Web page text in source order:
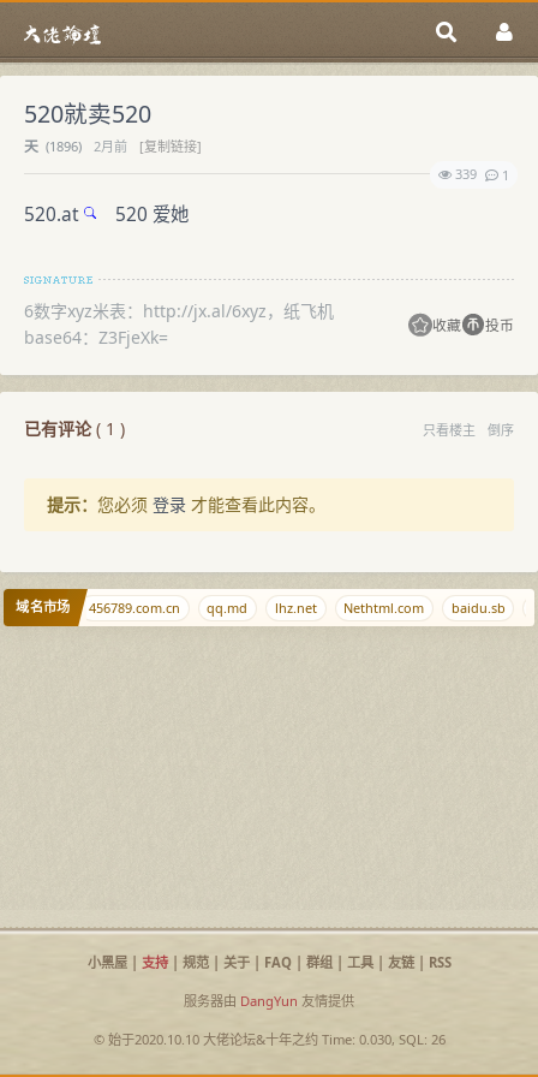
520就卖520
天 (1896) 2月前
[复制链接]
339
1
520.at 520 爱她
6数字xyz米表：http://jx.al/6xyz，纸飞机
base64：Z3FjeXk=
收藏 投币
已有评论( 1 ) 只看楼主 倒序
提示： 您必须 登录 才能查看此内容。
域名市场
blkj.cc 456789.com.cn qq.md lhz.net Nethtml.com baidu.sb
小黑屋| 支持| 规范| 关于| FAQ| 群组| 工具| 友链| RSS
服务器由 DangYun 友情提供
© 始于2020.10.10 大佬论坛&十年之约Time: 0.030, SQL: 26